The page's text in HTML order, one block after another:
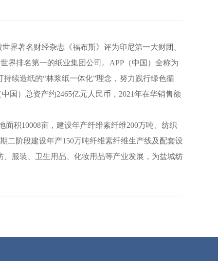
界著名财经杂志《福布斯》评为印尼第一大财团。
界排名第一的纸业集团公司。APP（中国）全称为
续造纸的“林浆纸一体化”理念，努力践行绿色循
国）总资产约2465亿元人民币，2021年在华销售额
积10008亩，建设年产纤维素纤维200万吨、纺织
二阶段建设年产150万吨纤维素纤维生产线及配套设
服装、卫生用品、化妆用品等产业发展，为盐城纺